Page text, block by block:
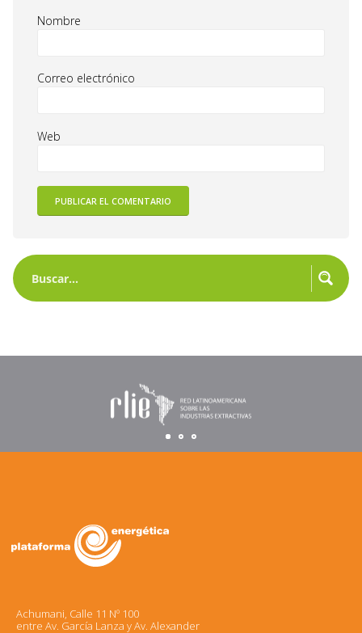
Nombre
Correo electrónico
Web
Achumani, Calle 11 Nº 100
entre Av. García Lanza y Av. Alexander